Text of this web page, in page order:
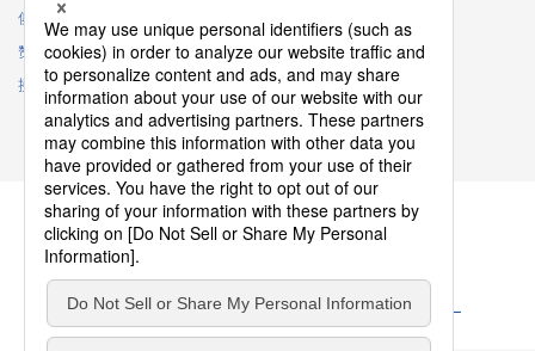
・
To control the data of the Customers, etc.
・
To manage the progress of transactions with the
Customers
・
To conduct questionnaires to the Customers, etc.
・
To respond to the inquiries from the Customers, etc.
・
For marketing research and analysis
Personal information of other companies, organizations,
government agency clients and business partners
・
To respond to inquiries, business negotiations, meetings,
etc. necessary for business and communication
・
For the performance of contracts or management of
俱乐部活动
赞助
接触
IR日历
IR常见问题
IR策略
免责声明
隐私政策 Cookie 政策 ソーシャルメディアポリシー